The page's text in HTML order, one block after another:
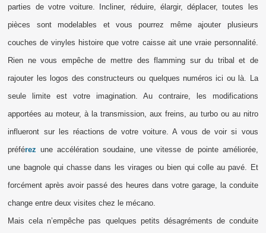
parties de votre voiture. Incliner, réduire, élargir, déplacer, toutes les
pièces sont modelables et vous pourrez même ajouter plusieurs
couches de vinyles histoire que votre caisse ait une vraie personnalité.
Rien ne vous empêche de mettre des flamming sur du tribal et de
rajouter les logos des constructeurs ou quelques numéros ici ou là. La
seule limite est votre imagination. Au contraire, les modifications
apportées au moteur, à la transmission, aux freins, au turbo ou au nitro
influeront sur les réactions de votre voiture. A vous de voir si vous
préférez une accélération soudaine, une vitesse de pointe améliorée,
une bagnole qui chasse dans les virages ou bien qui colle au pavé. Et
forcément après avoir passé des heures dans votre garage, la conduite
change entre deux visites chez le mécano.
Mais cela n’empêche pas quelques petits désagréments de conduite